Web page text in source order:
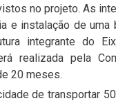
no projeto. As
e instalação de uma
integrante do
realizada pela
20 meses.
de transportar